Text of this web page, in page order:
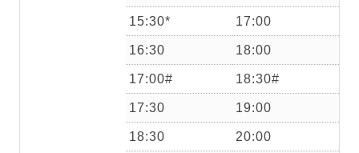
15:30* 17:00
16:30 18:00
17:00# 18:30#
17:30 19:00
18:30 20:00